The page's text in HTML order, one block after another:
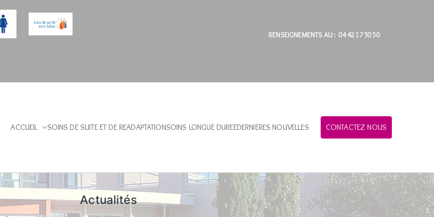
RENSEIGNEMENTS AU : 04 42 17 50 50
ACCUEIL SOINS DE SUITE ET DE READAPTATIONSOINS LONGUE DUREEDERNIERES NOUVELLES CONTACTEZ NOUS
Actualités